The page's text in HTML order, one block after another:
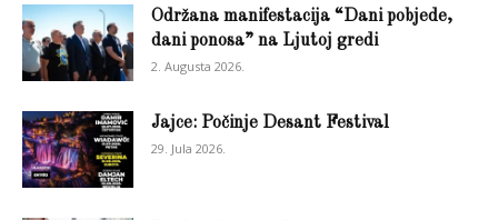
Održana manifestacija “Dani pobjede,
dani ponosa” na Ljutoj gredi
2. Augusta 2026.
Jajce: Počinje Desant Festival
29. Jula 2026.